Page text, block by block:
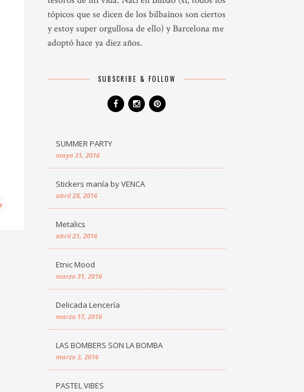
tópicos que se dicen de los bilbaínos son ciertos
y estoy super orgullosa de ello) y Barcelona me
adoptó hace ya diez años.
SUBSCRIBE & FOLLOW
SUMMER PARTY
mayo 31, 2016
Stickers manía by VENCA
abril 28, 2016
Metalics
abril 21, 2016
Etnic Mood
marzo 31, 2016
Delicada Lencería
marzo 17, 2016
LAS BOMBERS SON LA BOMBA
marzo 3, 2016
PASTEL VIBES